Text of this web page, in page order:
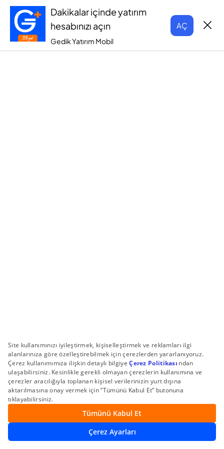
Dakikalar içinde yatırım
hesabınızı açın
Gedik Yatırım Mobil
AÇ